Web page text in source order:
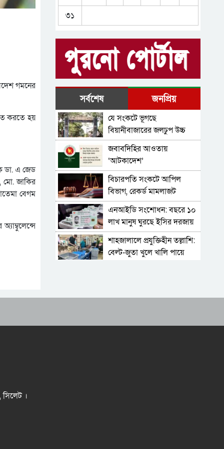
গমনের
করতে হয়
ডা. এ জেড
মো. জাকির
বেগম
বাংলাদেশ পিপলস লীগকে
নির্দেশ
একটা কার্ড করতে চান
নাসীরুদ্দীন পাটওয়ারী
‘স্বৈরাচার’ বিতাড়িত হওয়ার পর
একটি ‘গুপ্ত বাহিনী’ ধীরে ধীরে
আত্মপ্রকাশ করেছিল: প্রধানমন্ত্রী
নাটক কম করেন প্রিয়:
প্রধানমন্ত্রীর উদ্দেশে নাহিদ
ইসলাম
এইচএসসির পদার্থবিজ্ঞানে ভুল
প্রশ্ন, শিক্ষামন্ত্রী বললেন পূর্ণ নম্বর
পাবে পরীক্ষার্থীরা
৩১
সর্বশেষ জনপ্রিয়
যে সংকটে ভূগছে
বিয়ানীবাজারের জলঢুপ উচ্চ
বিদ্যালয়
জবাবদিহির আওতায়
‘আটকাদেশ’
বিচারপতি সংকটে আপিল
বিভাগ, রেকর্ড মামলাজট
এনআইডি সংশোধন: বছরে ১০
লাখ মানুষ ঘুরছে ইসির দরজায়
শাহজালালে প্রযুক্তিহীন তল্লাশি:
বেল্ট-জুতা খুলে খালি পায়ে
সিলেট ।